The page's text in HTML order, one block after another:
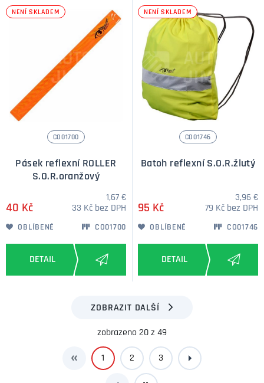
NENÍ SKLADEM
CO01700
Pásek reflexní ROLLER
S.O.R.oranžový
40 Kč
1,67 €
33 Kč bez DPH
OBLÍBENÉ CO01700
NENÍ SKLADEM
CO01746
Batoh reflexní S.O.R.žlutý
95 Kč
3,96 €
79 Kč bez DPH
OBLÍBENÉ CO01746
ZOBRAZIT DALŠÍ
zobrazeno 20 z 49
1 2 3